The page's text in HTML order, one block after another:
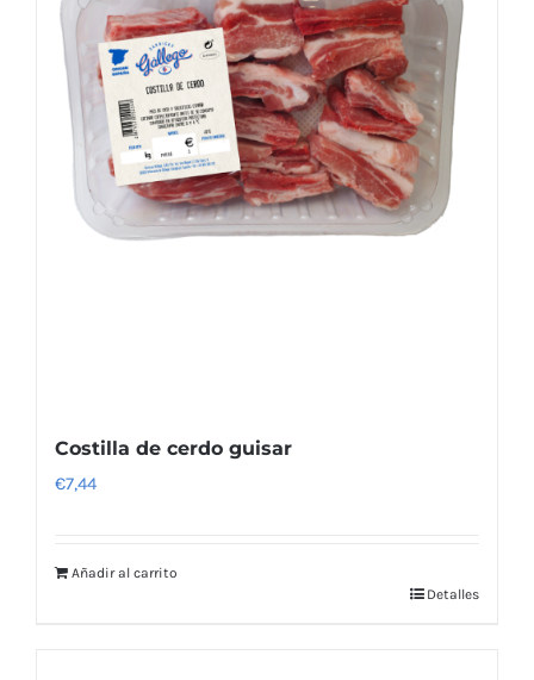
Costilla de cerdo guisar
€7,44
Añadir al carrito
Detalles